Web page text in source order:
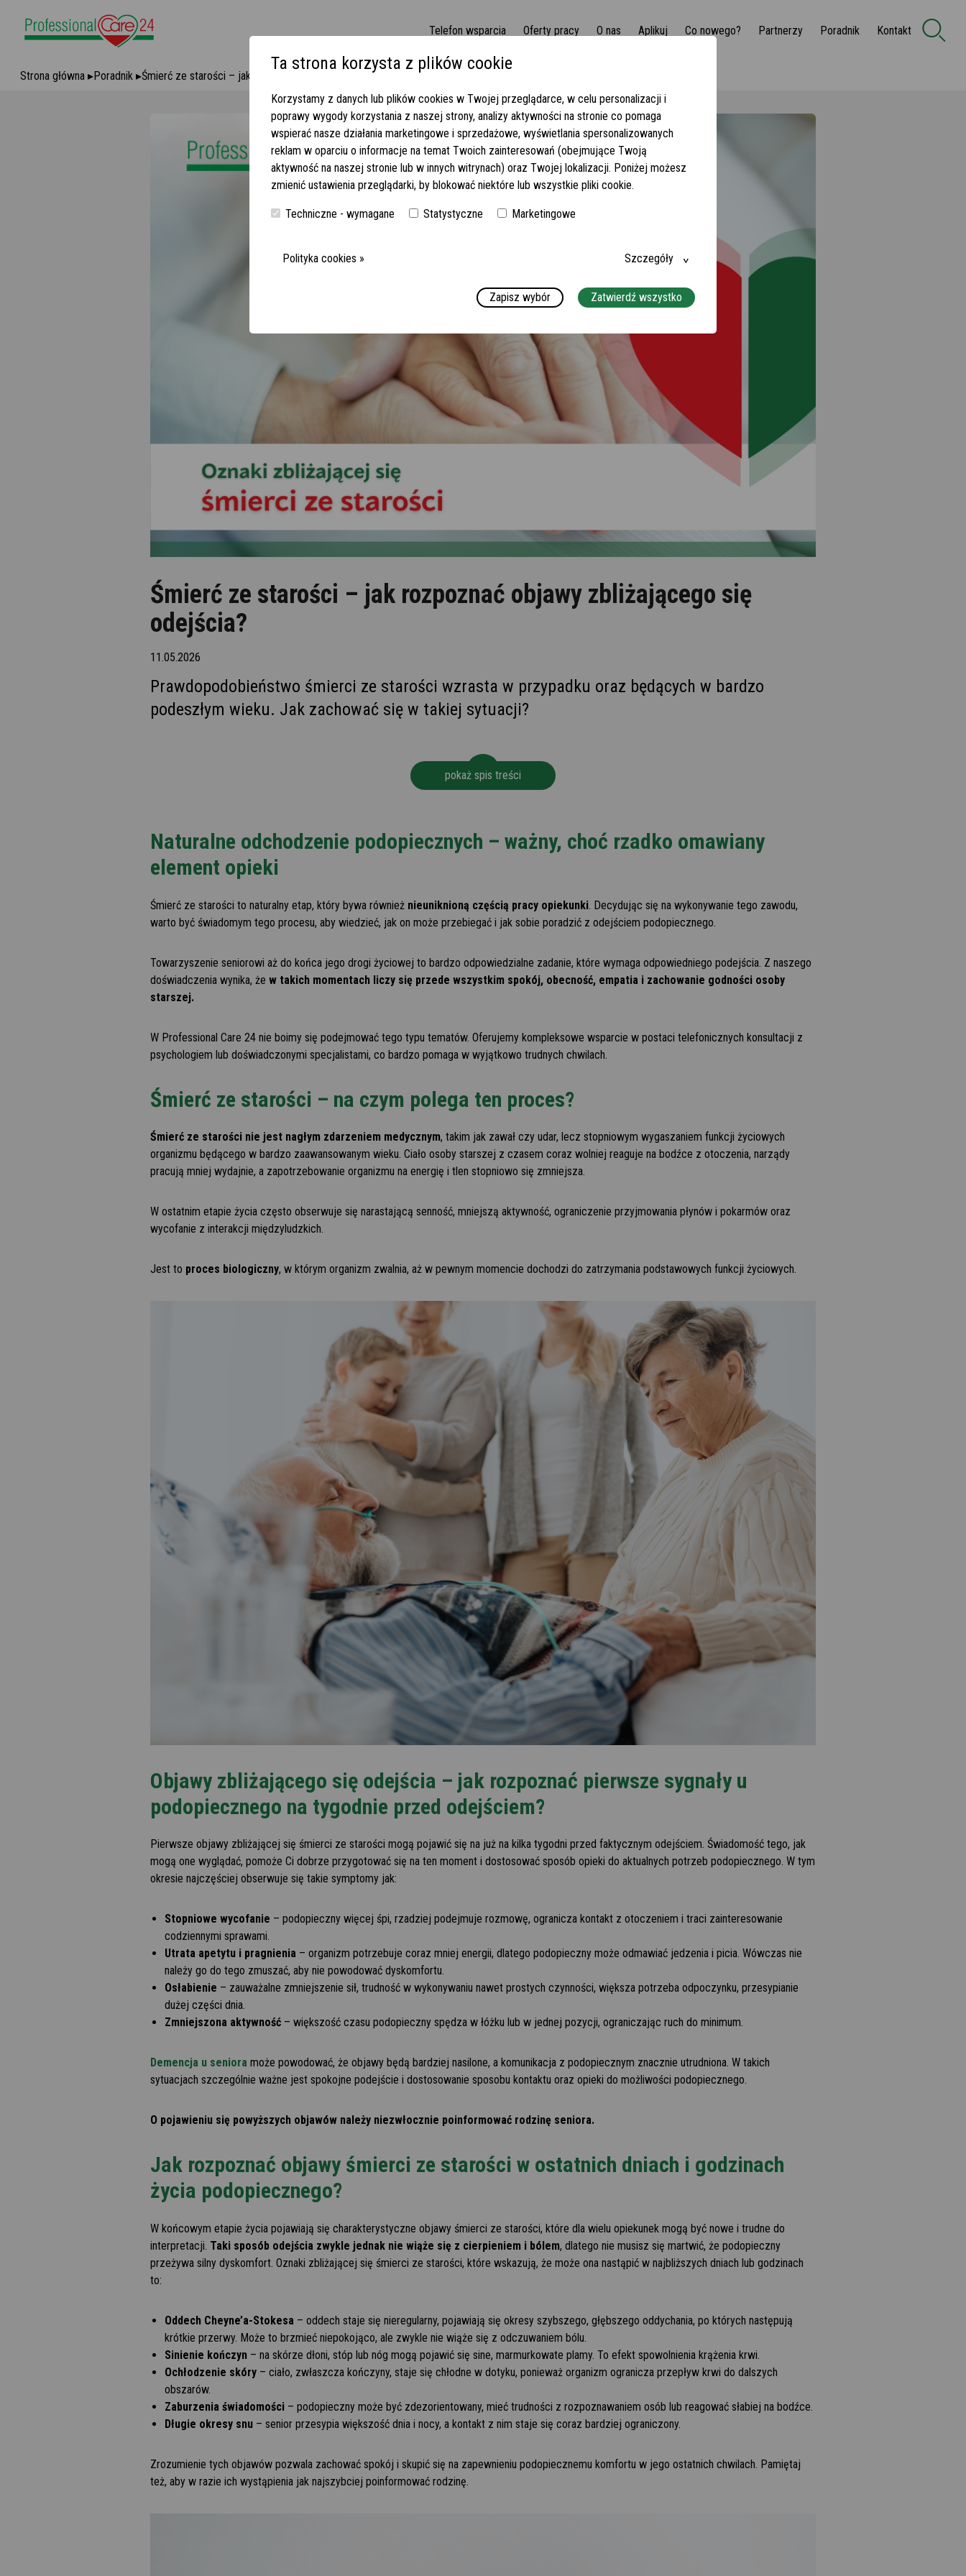
Telefon wsparcia Oferty pracy O nas Aplikuj Co nowego? Partnerzy Poradnik Kontakt
Strona główna ▸Poradnik ▸Śmierć ze starości – jak rozpoznać objawy zbliżającego się odejścia?
Śmierć ze starości – jak rozpoznać objawy zbliżającego się
odejścia?
11.05.2026
Prawdopodobieństwo śmierci ze starości wzrasta w przypadku oraz będących w bardzo
podeszłym wieku. Jak zachować się w takiej sytuacji?
pokaż spis treści
Naturalne odchodzenie podopiecznych – ważny, choć rzadko omawiany
element opieki
Śmierć ze starości to naturalny etap, który bywa również nieuniknioną częścią pracy opiekunki. Decydując się na wykonywanie tego zawodu,
warto być świadomym tego procesu, aby wiedzieć, jak on może przebiegać i jak sobie poradzić z odejściem podopiecznego.
Towarzyszenie seniorowi aż do końca jego drogi życiowej to bardzo odpowiedzialne zadanie, które wymaga odpowiedniego podejścia. Z naszego
doświadczenia wynika, że w takich momentach liczy się przede wszystkim spokój, obecność, empatia i zachowanie godności osoby
starszej.
W Professional Care 24 nie boimy się podejmować tego typu tematów. Oferujemy kompleksowe wsparcie w postaci telefonicznych konsultacji z
psychologiem lub doświadczonymi specjalistami, co bardzo pomaga w wyjątkowo trudnych chwilach.
Śmierć ze starości – na czym polega ten proces?
Śmierć ze starości nie jest nagłym zdarzeniem medycznym, takim jak zawał czy udar, lecz stopniowym wygaszaniem funkcji życiowych
organizmu będącego w bardzo zaawansowanym wieku. Ciało osoby starszej z czasem coraz wolniej reaguje na bodźce z otoczenia, narządy
pracują mniej wydajnie, a zapotrzebowanie organizmu na energię i tlen stopniowo się zmniejsza.
W ostatnim etapie życia często obserwuje się narastającą senność, mniejszą aktywność, ograniczenie przyjmowania płynów i pokarmów oraz
wycofanie z interakcji międzyludzkich.
Jest to proces biologiczny, w którym organizm zwalnia, aż w pewnym momencie dochodzi do zatrzymania podstawowych funkcji życiowych.
Objawy zbliżającego się odejścia – jak rozpoznać pierwsze sygnały u
podopiecznego na tygodnie przed odejściem?
Pierwsze objawy zbliżającej się śmierci ze starości mogą pojawić się na już na kilka tygodni przed faktycznym odejściem. Świadomość tego, jak
mogą one wyglądać, pomoże Ci dobrze przygotować się na ten moment i dostosować sposób opieki do aktualnych potrzeb podopiecznego. W tym
okresie najczęściej obserwuje się takie symptomy jak:
Stopniowe wycofanie – podopieczny więcej śpi, rzadziej podejmuje rozmowę, ogranicza kontakt z otoczeniem i traci zainteresowanie
codziennymi sprawami.
Utrata apetytu i pragnienia – organizm potrzebuje coraz mniej energii, dlatego podopieczny może odmawiać jedzenia i picia. Wówczas nie
należy go do tego zmuszać, aby nie powodować dyskomfortu.
Osłabienie – zauważalne zmniejszenie sił, trudność w wykonywaniu nawet prostych czynności, większa potrzeba odpoczynku, przesypianie
dużej części dnia.
Zmniejszona aktywność – większość czasu podopieczny spędza w łóżku lub w jednej pozycji, ograniczając ruch do minimum.
Demencja u seniora może powodować, że objawy będą bardziej nasilone, a komunikacja z podopiecznym znacznie utrudniona. W takich
sytuacjach szczególnie ważne jest spokojne podejście i dostosowanie sposobu kontaktu oraz opieki do możliwości podopiecznego.
O pojawieniu się powyższych objawów należy niezwłocznie poinformować rodzinę seniora.
Jak rozpoznać objawy śmierci ze starości w ostatnich dniach i godzinach
życia podopiecznego?
W końcowym etapie życia pojawiają się charakterystyczne objawy śmierci ze starości, które dla wielu opiekunek mogą być nowe i trudne do
interpretacji. Taki sposób odejścia zwykle jednak nie wiąże się z cierpieniem i bólem, dlatego nie musisz się martwić, że podopieczny
przeżywa silny dyskomfort. Oznaki zbliżającej się śmierci ze starości, które wskazują, że może ona nastąpić w najbliższych dniach lub godzinach
to:
Oddech Cheyne’a-Stokesa – oddech staje się nieregularny, pojawiają się okresy szybszego, głębszego oddychania, po których następują
krótkie przerwy. Może to brzmieć niepokojąco, ale zwykle nie wiąże się z odczuwaniem bólu.
Sinienie kończyn – na skórze dłoni, stóp lub nóg mogą pojawić się sine, marmurkowate plamy. To efekt spowolnienia krążenia krwi.
Ochłodzenie skóry – ciało, zwłaszcza kończyny, staje się chłodne w dotyku, ponieważ organizm ogranicza przepływ krwi do dalszych
obszarów.
Zaburzenia świadomości – podopieczny może być zdezorientowany, mieć trudności z rozpoznawaniem osób lub reagować słabiej na bodźce.
Długie okresy snu – senior przesypia większość dnia i nocy, a kontakt z nim staje się coraz bardziej ograniczony.
Zrozumienie tych objawów pozwala zachować spokój i skupić się na zapewnieniu podopiecznemu komfortu w jego ostatnich chwilach. Pamiętaj
też, aby w razie ich wystąpienia jak najszybciej poinformować rodzinę.
Ta strona korzysta z plików cookie
Korzystamy z danych lub plików cookies w Twojej przeglądarce, w celu personalizacji i
poprawy wygody korzystania z naszej strony, analizy aktywności na stronie co pomaga
wspierać nasze działania marketingowe i sprzedażowe, wyświetlania spersonalizowanych
reklam w oparciu o informacje na temat Twoich zainteresowań (obejmujące Twoją
aktywność na naszej stronie lub w innych witrynach) oraz Twojej lokalizacji. Poniżej możesz
zmienić ustawienia przeglądarki, by blokować niektóre lub wszystkie pliki cookie.
Techniczne - wymagane Statystyczne Marketingowe
Polityka cookies » Szczegóły
Zapisz wybór Zatwierdź wszystko